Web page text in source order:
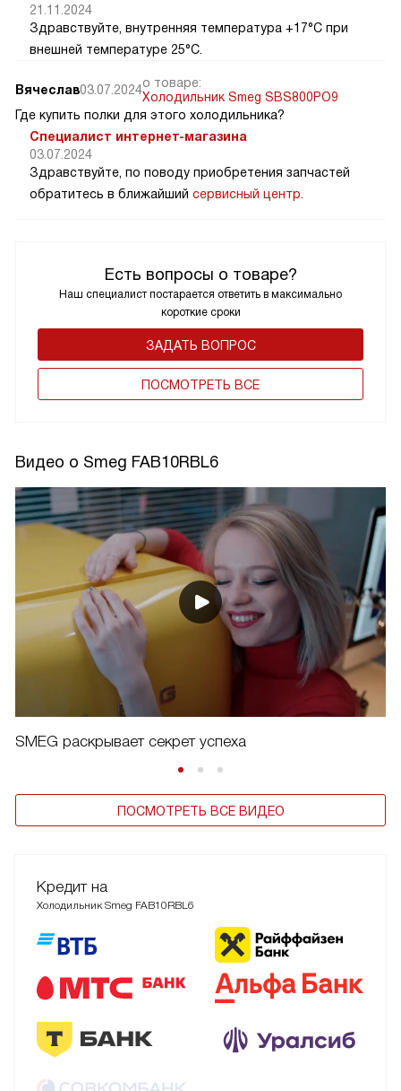
Есть вопросы о товаре?
Наш специалист постарается ответить в максимально
короткие сроки
ЗАДАТЬ ВОПРОС
ПОCМОТРЕТЬ ВСЕ
21.11.2024
Здравствуйте, внутренняя температура +17°C при
внешней температуре 25°C.
Вячеслав03.07.2024о товаре:
Холодильник Smeg SBS800PO9
Где купить полки для этого холодильника?
Специалист интернет-магазина
03.07.2024
Здравствуйте, по поводу приобретения запчастей
обратитесь в ближайший сервисный центр
Видео о Smeg FAB10RBL6
SMEG раскрывает секрет успеха
ПОСМОТРЕТЬ ВСЕ ВИДЕО
Кредит на
Холодильник Smeg FAB10RBL6